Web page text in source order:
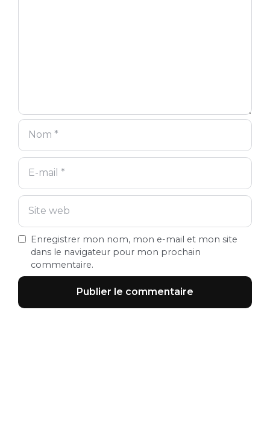
Enregistrer mon nom, mon e-mail et mon site
dans le navigateur pour mon prochain
commentaire.